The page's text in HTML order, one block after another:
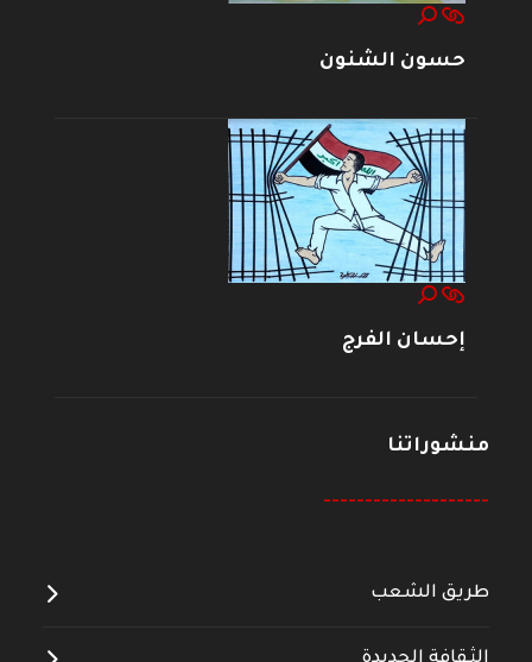
حسون الشنون
إحسان الفرج
منشوراتنا
--------------------
طريق الشعب